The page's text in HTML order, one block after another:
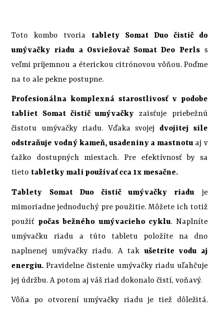
Toto kombo tvoria tablety Somat Duo čistič do
umývačky riadu a Osviežovač Somat Deo Perlss
veľmi príjemnou a éterickou citrónovou vôňou. Poďme
na to ale pekne postupne.
Profesionálna komplexná starostlivosť v podobe
tabliet Somat čistič umývačky zaisťuje priebežnú
čistotu umývačky riadu. Vďaka svojej dvojitej sile
odstraňuje vodný kameň, usadeniny a mastnotuaj v
ťažko dostupných miestach. Pre efektívnosť by sa
tieto tabletky mali používať cca 1x mesačne.
Tablety Somat Duo čistič umývačky riadu je
mimoriadne jednoduchý pre použitie. Môžete ich totiž
použiť počas bežného umývacieho cyklu. Naplníte
umývačku riadu a túto tabletu položíte na dno
naplnenej umývačky riadu. A tak ušetrite vodu aj
energiu. Pravidelne čistenie umývačky riadu uľahčuje
jej údržbu. A potom aj váš riad dokonalo čistí, voňavý.
Vôňa po otvorení umývačky riadu je tiež dôležitá.